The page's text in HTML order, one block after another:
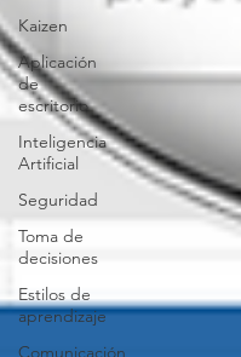
Kaizen
Aplicación
de
escritorio
Inteligencia
Artificial
Seguridad
Toma de
decisiones
Estilos de
aprendizaje
Comunicación